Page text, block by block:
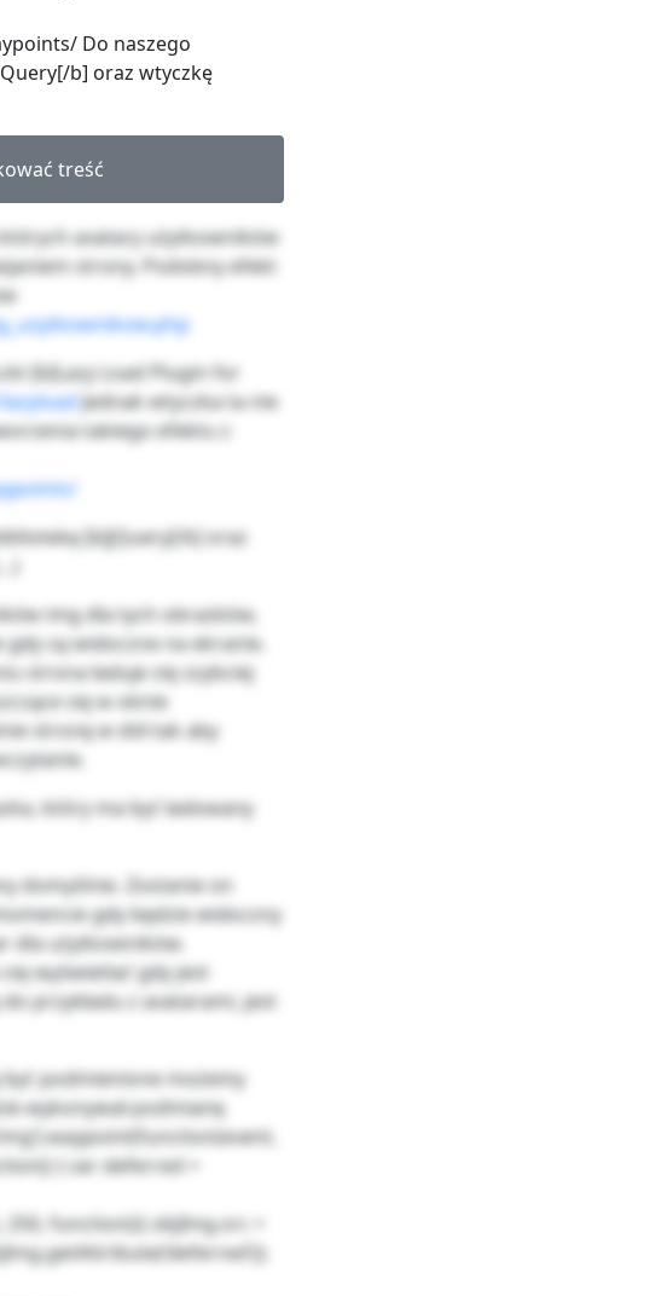
Do naszego
b] oraz wtyczkę
treść
avatary użytkowników
strony. Podobny efekt
[b]Lazy Load Plugin for
Jednak wtyczka ta nie
takiego efektu z
[b]jQuery[/b] oraz
img dla tych obrazków,
są widoczne na ekranie.
strona ładuje się szybciej
się w oknie
stronę w dół tak aby
który ma być ładowany
domyślnie. Zostanie on
gdy będzie widoczny
dla użytkowników.
wyświetlać gdy jest
przykładu z avatarami, jest
podmienione możemy
wykonywał podmianę
{ var deferred =
function(){ objImg.src =